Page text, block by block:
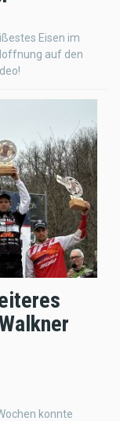
Eisen im
auf den
konnte